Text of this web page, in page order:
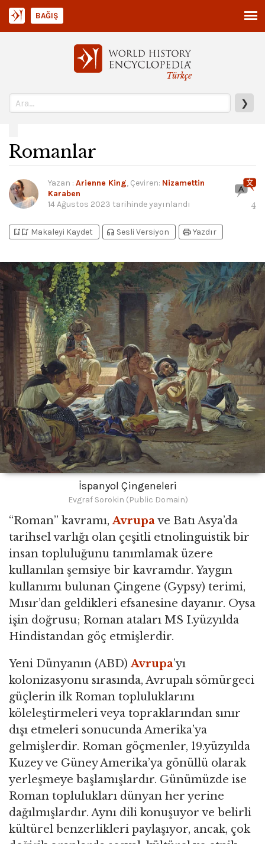
Türkçe
❯
BAĞIŞ
Romanlar
Yazan : Arienne King, Çeviren: Nizamettin
Karaben
14 Ağustos 2023 tarihinde yayınlandı 4
bookmark_addbookmark_added Makaleyi Kaydet headphones Sesli Versiyon printYazdır
İspanyol Çingeneleri
Evgraf Sorokin (Public Domain)
“Roman” kavramı,Avrupave Batı Asya’da
tarihsel varlığı olan çeşitli etnolinguistik bir
insan topluluğunu tanımlamak üzere
kullanılan şemsiye bir kavramdır. Yaygın
kullanımı bulunan Çingene (Gypsy) terimi,
Mısır’dan geldikleri efsanesine dayanır. Oysa
işin doğrusu; Roman ataları MS I.yüzyılda
Hindistandan göç etmişlerdir.
Yeni Dünyanın (ABD)Avrupa’yı
kolonizasyonu sırasında, Avrupalı sömürgeci
güçlerin ilk Roman topluluklarını
köleleştirmeleri veya topraklarından sınır
dışı etmeleri sonucunda Amerika’ya
gelmişlerdir. Roman göçmenler, 19.yüzyılda
Kuzey ve Güney Amerika’ya gönüllü olarak
yerleşmeye başlamışlardır. Günümüzde ise
Roman toplulukları dünyan her yerine
dağılmışlardır. Aynı dili konuşuyor ve belirli
kültürel benzerlikleri paylaşıyor, ancak, çok